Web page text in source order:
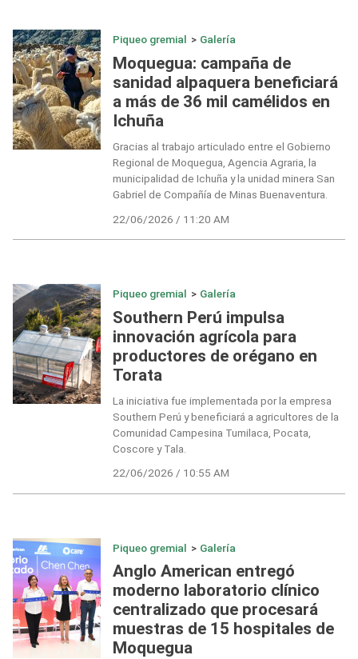
Piqueo gremial > Galería
Moquegua: campaña de
sanidad alpaquera beneficiará
a más de 36 mil camélidos en
Ichuña
Gracias al trabajo articulado entre el Gobierno
Regional de Moquegua, Agencia Agraria, la
municipalidad de Ichuña y la unidad minera San
Gabriel de Compañía de Minas Buenaventura.
22/06/2026 / 11:20 AM
Piqueo gremial > Galería
Southern Perú impulsa
innovación agrícola para
productores de orégano en
Torata
La iniciativa fue implementada por la empresa
Southern Perú y beneficiará a agricultores de la
Comunidad Campesina Tumilaca, Pocata,
Coscore y Tala.
22/06/2026 / 10:55 AM
Piqueo gremial > Galería
Anglo American entregó
moderno laboratorio clínico
centralizado que procesará
muestras de 15 hospitales de
Moquegua